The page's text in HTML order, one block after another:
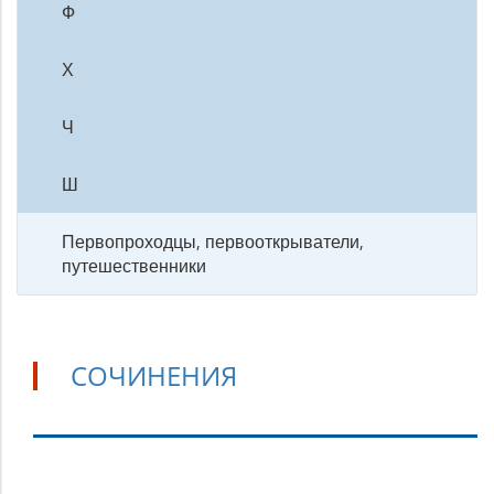
Ф
Х
Ч
Ш
Первопроходцы, первооткрыватели,
путешественники
СОЧИНЕНИЯ